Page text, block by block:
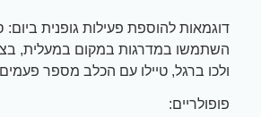
דוגמאות להוספת פעילות גופנית
השתמשו במדרגות במקום במעלית,
ולכו ברגל, טיילו עם הכלב מספר
פופולריים: